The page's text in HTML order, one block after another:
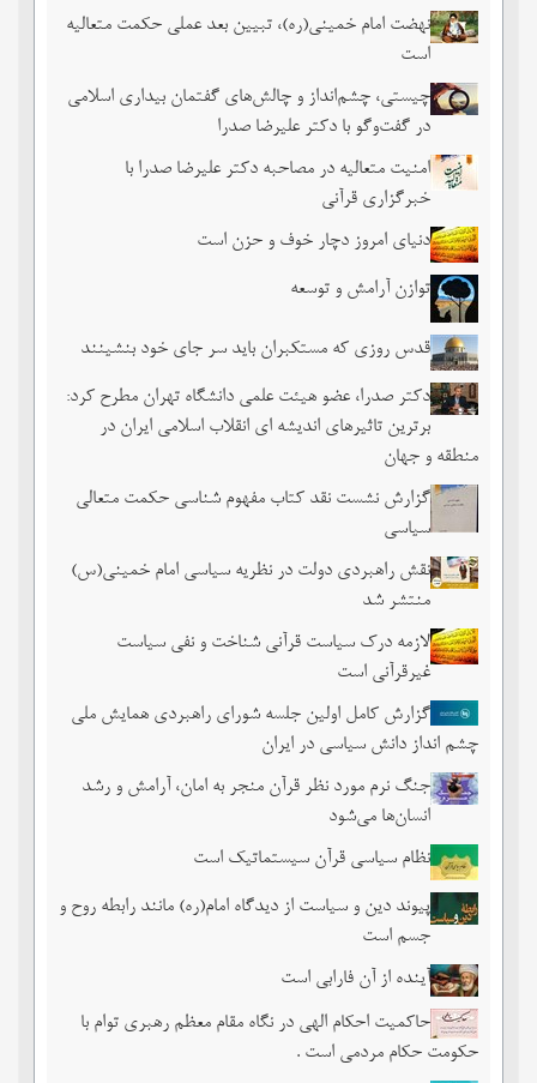
نهضت امام خمینی(ره)، تبیین بعد عملی حکمت متعالیه
است
چیستی، چشم‌انداز و چالش‌های گفتمان بیداری اسلامی
در گفت‌وگو با دکتر علیرضا صدرا
امنیت متعالیه در مصاحبه دکتر علیرضا صدرا با
خبرگزاری قرآنی
دنیای امروز دچار خوف و حزن است
توازن آرامش و توسعه
قدس روزی که مستکبران باید سر جای خود بنشینند
دکتر صدرا، عضو هیئت علمی دانشگاه تهران مطرح کرد:
برترین تاثیرهای اندیشه ای انقلاب اسلامی ایران در
منطقه و جهان
گزارش نشست نقد کتاب مفهوم شناسی حکمت متعالی
سیاسی
نقش راهبردی دولت در نظریه سیاسی امام خمینی(س)
منتشر شد
لازمه درک سیاست قرآنی شناخت و نفی سیاست
غیرقرآنی است
گزارش کامل اولین جلسه شورای راهبردی همایش ملی
چشم ‏انداز دانش سیاسی در ایران
جنگ نرم مورد نظر قرآن منجر به امان، آرامش و رشد
انسان‌ها می‌‌شود
نظام سیاسی قرآن سیستماتیک است
پیوند دین و سیاست از دیدگاه امام(ره) مانند رابطه روح و
جسم است
آینده از آن فارابی است
حاکمیت احکام الهی در نگاه مقام معظم رهبری توام با
حکومت حکام مردمی است .